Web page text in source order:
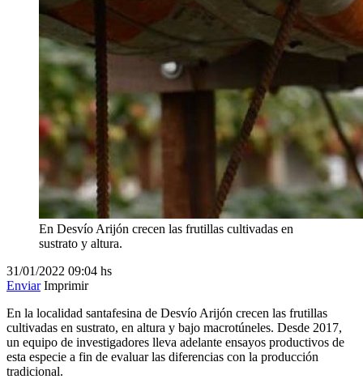
En Desvío Arijón crecen las frutillas cultivadas en
sustrato y altura.
31/01/2022 09:04 hs
Enviar Imprimir
En la localidad santafesina de Desvío Arijón crecen las frutillas
cultivadas en sustrato, en altura y bajo macrotúneles. Desde 2017,
un equipo de investigadores lleva adelante ensayos productivos de
esta especie a fin de evaluar las diferencias con la producción
tradicional.